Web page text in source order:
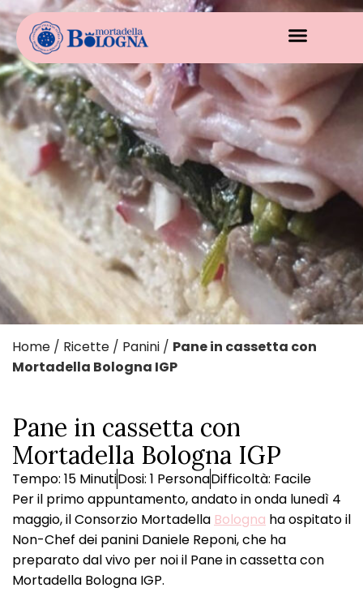
Home / Ricette / Panini / Pane in cassetta con
Mortadella Bologna IGP
Pane in cassetta con
Mortadella Bologna IGP
Tempo: 15 MinutiDosi: 1 PersonaDifficoltà: Facile
Per il primo appuntamento, andato in onda lunedì 4
maggio, il Consorzio Mortadella Bologna ha ospitato il
Non-Chef dei panini Daniele Reponi, che ha
preparato dal vivo per noi il Pane in cassetta con
Mortadella Bologna IGP.